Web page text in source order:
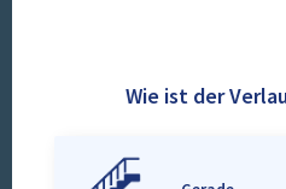
Wie ist der